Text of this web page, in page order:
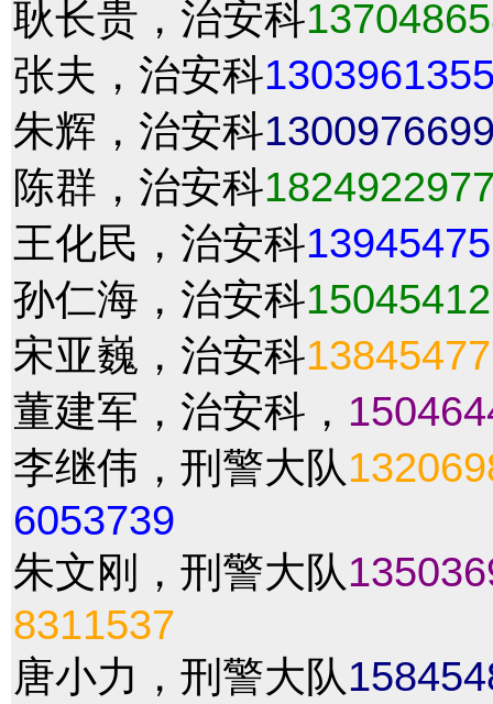
耿长贵，治安科
张夫，治安科
朱辉，治安科
陈群，治安科
王化民，治安科
孙仁海，治安科
宋亚巍，治安科
董建军，治安科，
李继伟，刑警大队
6053739
朱文刚，刑警大队
8311537
唐小力，刑警大队